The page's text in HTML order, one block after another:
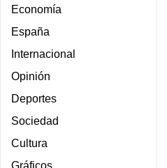
Economía
España
Internacional
Opinión
Deportes
Sociedad
Cultura
Gráficos